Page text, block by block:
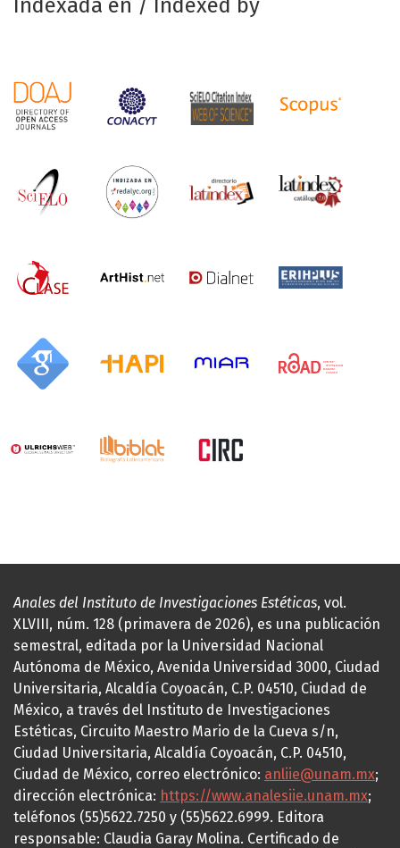
Anales del Instituto de Investigaciones Estéticas, vol.
XLVIII, núm. 128 (primavera de 2026), es una publicación
semestral, editada por la Universidad Nacional
Autónoma de México, Avenida Universidad 3000, Ciudad
Universitaria, Alcaldía Coyoacán, C.P. 04510, Ciudad de
México, a través del Instituto de Investigaciones
Estéticas, Circuito Maestro Mario de la Cueva s/n,
Ciudad Universitaria, Alcaldía Coyoacán, C.P. 04510,
Ciudad de México, correo electrónico: anliie@unam.mx;
dirección electrónica: https://www.analesiie.unam.mx;
teléfonos (55)5622.7250 y (55)5622.6999. Editora
responsable: Claudia Garay Molina. Certificado de